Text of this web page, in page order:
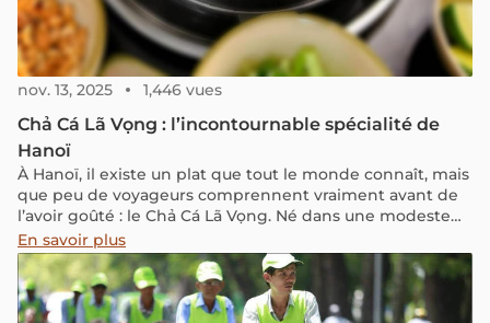
nov. 13, 2025 1,446 vues
Chả Cá Lã Vọng : l’incontournable spécialité de
Hanoï
À Hanoï, il existe un plat que tout le monde connaît, mais
que peu de voyageurs comprennent vraiment avant de
l’avoir goûté : le Chả Cá Lã Vọng. Né dans une modeste
maison du Vieux Quartier, il a traversé plus d’un siècle
d’histoire, devenant une véritable institution culinaire.
Plus qu’un repas, c’est une expérience sensorielle et
culturelle, au croisement de la gastronomie, des
En savoir plus